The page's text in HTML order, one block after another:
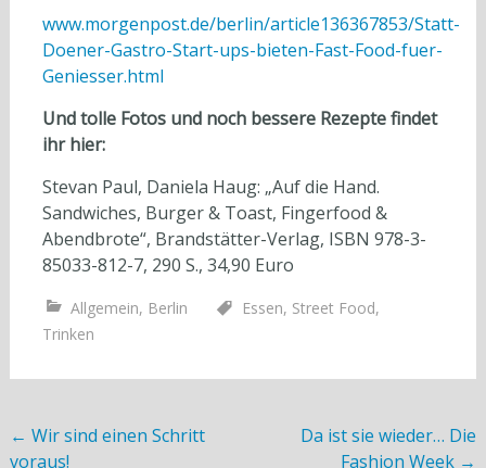
www.morgenpost.de/berlin/article136367853/Statt-
Doener-Gastro-Start-ups-bieten-Fast-Food-fuer-
Geniesser.html
Und tolle Fotos und noch bessere Rezepte findet
ihr hier:
Stevan Paul, Daniela Haug: „Auf die Hand.
Sandwiches, Burger & Toast, Fingerfood &
Abendbrote“, Brandstätter-Verlag, ISBN 978-3-
85033-812-7, 290 S., 34,90 Euro
Allgemein, Berlin Essen, Street Food,
Trinken
Post navigation
← Wir sind einen Schritt
voraus!
Da ist sie wieder… Die
Fashion Week →